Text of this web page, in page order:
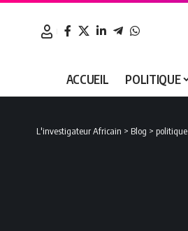
ACCUEIL POLITIQUE
L'investigateur Africain > Blog > politique